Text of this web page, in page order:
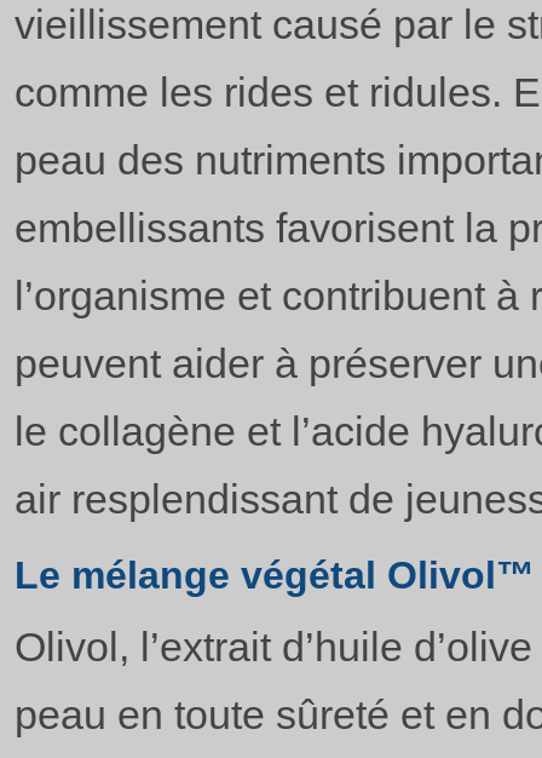
vieillissement causé par le
comme les rides et ridules.
peau des nutriments
embellissants favorisent la
l’organisme et contribuent
peuvent aider à préserver
le collagène et l’acide
air resplendissant de
Le mélange végétal Olivol™
Olivol, l’extrait d’huile
peau en toute sûreté et en